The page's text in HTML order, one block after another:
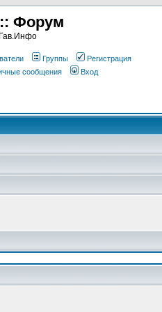
Форум
Группы
Регистрация
сообщения Вход